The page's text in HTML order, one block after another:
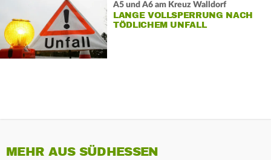
A5 und A6 am Kreuz Walldorf
LANGE VOLLSPERRUNG NACH
TÖDLICHEM UNFALL
MEHR AUS SÜDHESSEN